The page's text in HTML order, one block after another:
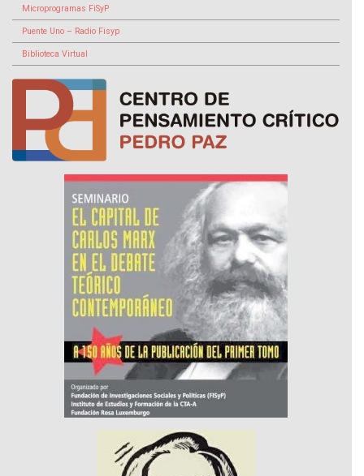
Microprogramas FiSyP
Puente Uno – Radio Fisyp
Biblioteca Virtual